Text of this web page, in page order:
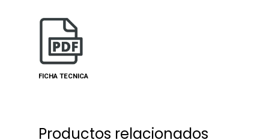
FICHA TECNICA
Productos relacionados